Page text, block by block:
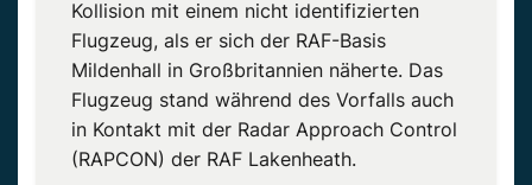
Kollision mit einem nicht identifizierten
Flugzeug, als er sich der RAF-Basis
Mildenhall in Großbritannien näherte. Das
Flugzeug stand während des Vorfalls auch
in Kontakt mit der Radar Approach Control
(RAPCON) der RAF Lakenheath.